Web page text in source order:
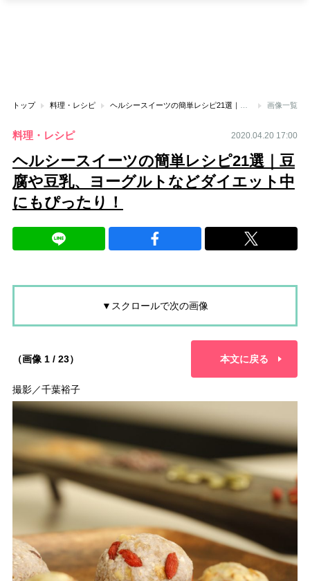
トップ 料理・レシピ 画像一覧
料理・レシピ 2020.04.20 17:00
ヘルシースイーツの簡単レシピ21選｜豆
腐や豆乳、ヨーグルトなどダイエット中
にもぴったり！
▼スクロールで次の画像
（画像 1 / 23） 本文に戻る
撮影／千葉裕子